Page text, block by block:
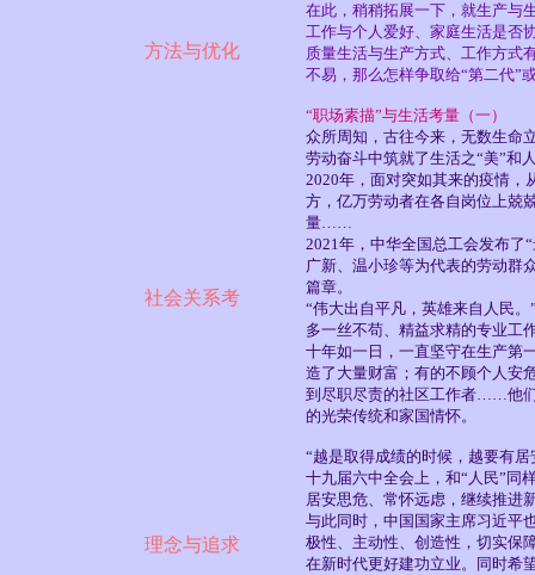
方法与优化
社会关系考
理念与追求
在此，稍稍拓展一下，就生产与
工作与个人爱好、家庭生活是否
质量生活与生产方式、工作方式
不易，那么怎样争取给“第二代
“职场素描”与生活考量（一）
众所周知，古往今来，无数生命
劳动奋斗中筑就了生活之“美”和
2020年，面对突如其来的疫情，
方，亿万劳动者在各自岗位上兢
量……
2021年，中华全国总工会发布了
广新、温小珍等为代表的劳动群
篇章。
“伟大出自平凡，英雄来自人民
多一丝不苟、精益求精的专业工
十年如一日，一直坚守在生产第
造了大量财富；有的不顾个人
到尽职尽责的社区工作者……他
的光荣传统和家国情怀。
“越是取得成绩的时候，越要有
十九届六中全会上，和“人民”同
居安思危、常怀远虑，继续推进
与此同时，中国国家主席习近平
极性、主动性、创造性，切实保
在新时代更好建功立业。同时希